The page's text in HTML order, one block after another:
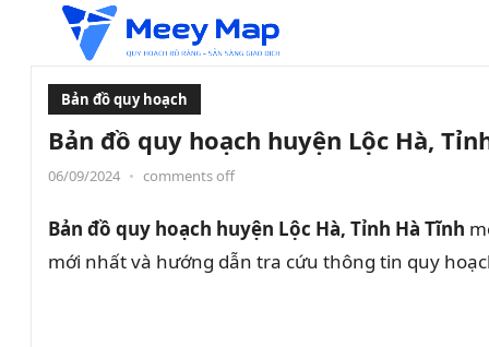
Bản đồ quy hoạch
Bản đồ quy hoạch huyện Lộc Hà,
06/09/2024 • comments off
Bản đồ quy hoạch huyện Lộc Hà, Tỉnh Hà Tĩnh
mới nhất và hướng dẫn tra cứu thông tin quy